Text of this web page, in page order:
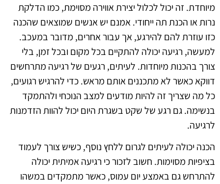
מיוחדת. זה יכול לכלול יצירת אווירה מסוימת, כמו הדלקת
נרות או הכנת תה ייחודי. אמנם יש אנשים שמוצאים שהכנה
כזו עוזרת להם להירגע, אך עבור אחרים, מדובר במעכב.
למעשה, רגיעה יכולה להתקיים בכל מקום ובכל זמן, בלי
צורך בהכנות מיוחדות. לעיתים, רגעים של רגיעה מתרחשים
דווקא כאשר לא מתכננים אותם מראש. כדי להרגיש רגועים,
כל מה שצריך זה להיות מודעים למצב הנוכחי ולהתמקד
בנשימה. גם רגע של שקט בשגרת היום יכול להוות הזדמנות
לרגיעה.
הכנה יכולה לעיתים לגרום ללחץ נוסף, כשיש צורך לעמוד
בציפיות מסוימות. חשוב לזכור כי רגיעה אמיתית יכולה
להתרחש גם באמצע יום עמוס, כאשר מתמקדים במשהו